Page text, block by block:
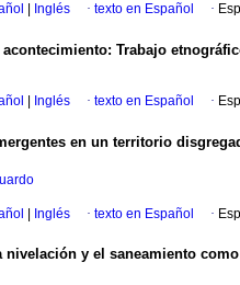
Inglés · texto en Español ·
: Trabajo
Inglés · texto en Español ·
en un territorio
| Inglés · texto en Español ·
nivelación y el saneamiento